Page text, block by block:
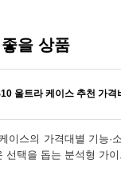
을 상품
울트라 케이스 추천 가격
이스의 가격대별 기능·
선택을 돕는 분석형 가이